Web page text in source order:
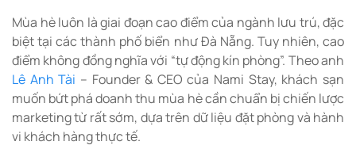
Mùa hè luôn là giai đoạn cao điểm của ngành lưu trú, đặc
biệt tại các thành phố biển như Đà Nẵng. Tuy nhiên, cao
điểm không đồng nghĩa với “tự động kín phòng”. Theo anh
Lê Anh Tài – Founder & CEO của Nami Stay, khách sạn
muốn bứt phá doanh thu mùa hè cần chuẩn bị chiến lược
marketing từ rất sớm, dựa trên dữ liệu đặt phòng và hành
vi khách hàng thực tế.